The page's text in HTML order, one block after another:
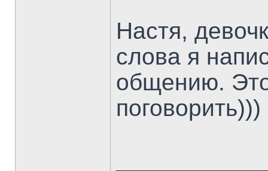
Настя,
слова я
общению.
поговорить)))